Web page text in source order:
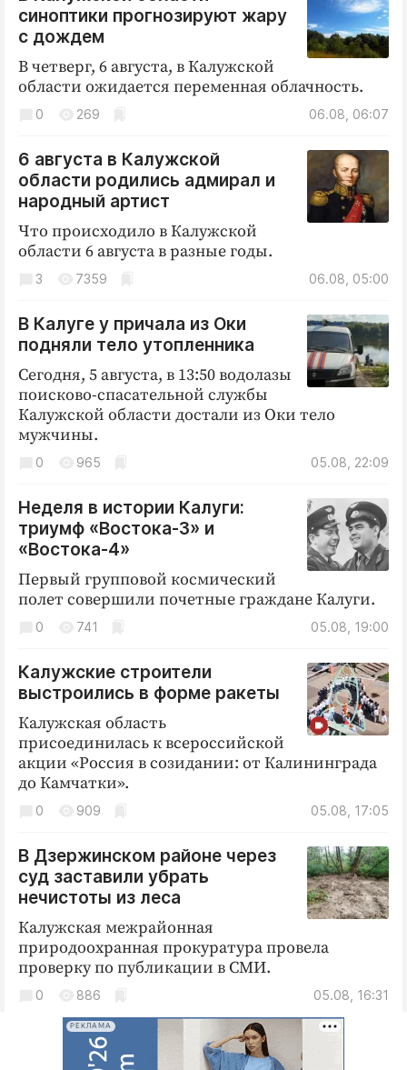
Происшествия
Спорт
Экономика и бизнес
ПРОЕКТЫ
Издания
Медиаперсона
Интересное чтиво
Клиника года
Бренд года
синоптики прогнозируют жару
с дождем
В четверг, 6 августа, в Калужской
области ожидается переменная облачность.
06.08, 06:07
0 269
6 августа в Калужской
области родились адмирал и
народный артист
Что происходило в Калужской
области 6 августа в разные годы.
06.08, 05:00
3 7359
В Калуге у причала из Оки
подняли тело утопленника
Сегодня, 5 августа, в 13:50 водолазы
поисково-спасательной службы
Калужской области достали из Оки тело
мужчины.
05.08, 22:09
0 965
Неделя в истории Калуги:
триумф «Востока-3» и
«Востока-4»
Первый групповой космический
полет совершили почетные граждане Калуги.
05.08, 19:00
0 741
Калужские строители
выстроились в форме ракеты
Калужская область
присоединилась к всероссийской
акции «Россия в созидании: от Калининграда
до Камчатки».
05.08, 17:05
0 909
В Дзержинском районе через
суд заставили убрать
нечистоты из леса
Калужская межрайонная
природоохранная прокуратура провела
проверку по публикации в СМИ.
05.08, 16:31
0 886
РЕКЛАМА